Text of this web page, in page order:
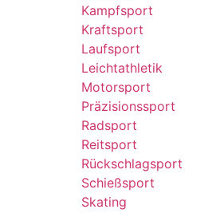
Kampfsport
Kraftsport
Laufsport
Leichtathletik
Motorsport
Präzisionssport
Radsport
Reitsport
Rückschlagsport
Schießsport
Skating